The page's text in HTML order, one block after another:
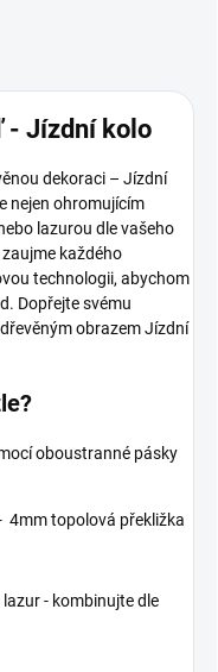
- Jízdní kolo
dekoraci – Jízdní
nejen ohromujícím
lazurou dle vašeho
každého
technologii, abychom
Dopřejte svému
obrazem Jízdní
oboustranné pásky
4mm topolová překližka
- kombinujte dle